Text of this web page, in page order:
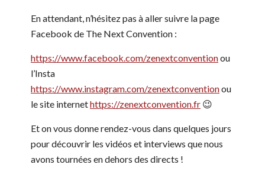
En attendant, n’hésitez pas à aller suivre la page
Facebook de The Next Convention :
https://www.facebook.com/zenextconventionou
l’Insta
https://www.instagram.com/zenextconventionou
le site internethttps://zenextconvention.fr 😉
Et on vous donne rendez-vous dans quelques jours
pour découvrir les vidéos et interviews que nous
avons tournées en dehors des directs !